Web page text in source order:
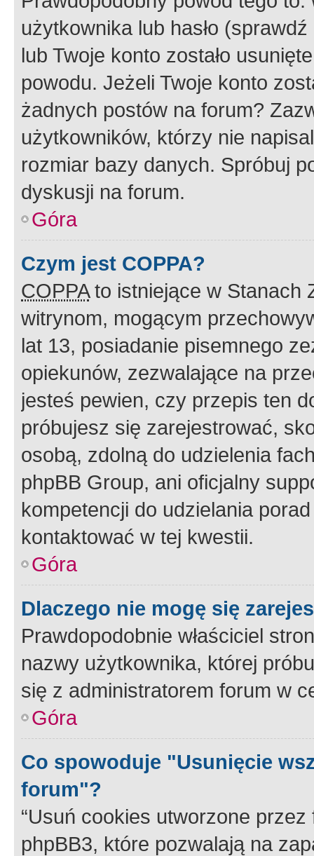
użytkownika lub hasło
lub Twoje konto zostało
powodu. Jeżeli Twoje konto
żadnych postów na forum?
użytkowników, którzy nie
rozmiar bazy danych. Spróbuj
dyskusji na forum.
Góra
Czym jest COPPA?
COPPAto istniejące w Stanach
witrynom, mogącym
lat 13, posiadanie pisemnego
opiekunów, zezwalające na
jesteś pewien, czy przepis ten
próbujesz się zarejestrować,
osobą, zdolną do udzielenia
phpBB Group, ani oficjalny
kompetencji do udzielania
kontaktować w tej kwestii.
Góra
Dlaczego nie mogę się
Prawdopodobnie właściciel
nazwy użytkownika, której
się z administratorem forum w
Góra
Co spowoduje "Usunięcie
forum"?
“Usuń cookies utworzone
phpBB3, które pozwalają na